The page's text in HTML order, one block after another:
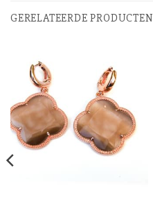
GERELATEERDE PRODUCTEN